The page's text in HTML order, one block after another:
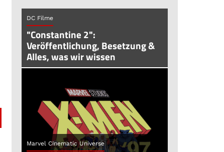
DC Filme
"Constantine 2":
Veröffentlichung, Besetzung &
Alles, was wir wissen
Marvel Cinematic Universe